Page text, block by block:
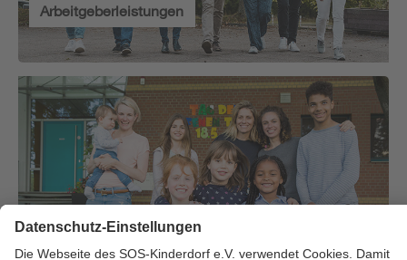
Arbeitgeberleistungen